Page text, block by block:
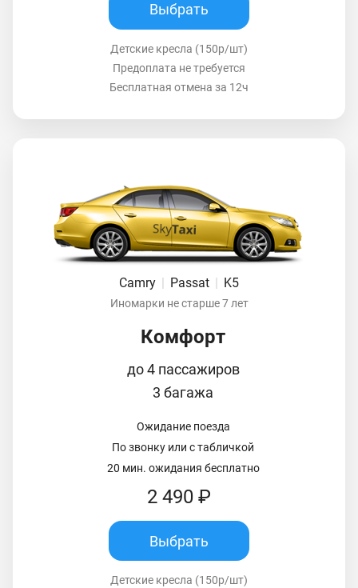
Выбрать
Детские кресла (150р/шт)
Предоплата не требуется
Бесплатная отмена за 12ч
Camry Passat K5
Иномарки не старше 7 лет
Комфорт
до 4 пассажиров
3 багажа
Ожидание поезда
По звонку или с табличкой
20 мин. ожидания бесплатно
2 490 ₽
Выбрать
Детские кресла (150р/шт)